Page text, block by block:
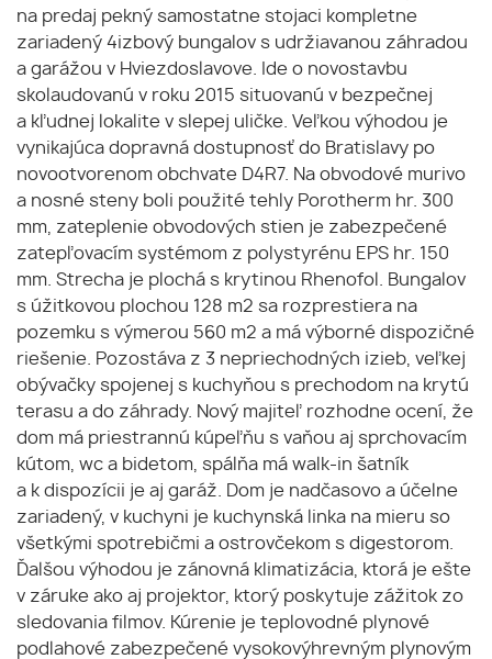
na predaj pekný samostatne stojaci kompletne
zariadený 4izbový bungalov s udržiavanou záhradou
a garážou v Hviezdoslavove. Ide o novostavbu
skolaudovanú v roku 2015 situovanú v bezpečnej
a kľudnej lokalite v slepej uličke. Veľkou výhodou je
vynikajúca dopravná dostupnosť do Bratislavy po
novootvorenom obchvate D4R7. Na obvodové murivo
a nosné steny boli použité tehly Porotherm hr. 300
mm, zateplenie obvodových stien je zabezpečené
zatepľovacím systémom z polystyrénu EPS hr. 150
mm. Strecha je plochá s krytinou Rhenofol. Bungalov
s úžitkovou plochou 128 m2 sa rozprestiera na
pozemku s výmerou 560 m2 a má výborné dispozičné
riešenie. Pozostáva z 3 nepriechodných izieb, veľkej
obývačky spojenej s kuchyňou s prechodom na krytú
terasu a do záhrady. Nový majiteľ rozhodne ocení, že
dom má priestrannú kúpeľňu s vaňou aj sprchovacím
kútom, wc a bidetom, spálňa má walk-in šatník
a k dispozícii je aj garáž. Dom je nadčasovo a účelne
zariadený, v kuchyni je kuchynská linka na mieru so
všetkými spotrebičmi a ostrovčekom s digestorom.
Ďalšou výhodou je zánovná klimatizácia, ktorá je ešte
v záruke ako aj projektor, ktorý poskytuje zážitok zo
sledovania filmov. Kúrenie je teplovodné plynové
podlahové zabezpečené vysokovýhrevným plynovým